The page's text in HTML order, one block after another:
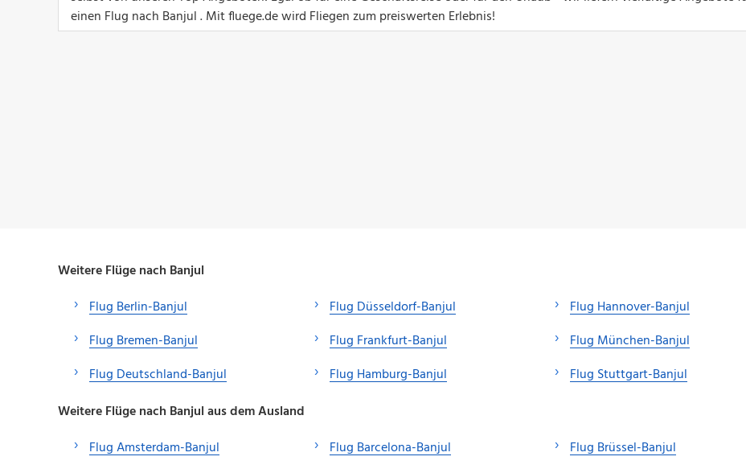
einen Flug nach Banjul . Mit fluege.de wird Fliegen zum preiswerten Erlebnis!
Weitere Flüge nach Banjul
Flug Berlin-Banjul
Flug Bremen-Banjul
Flug Deutschland-Banjul
Flug Düsseldorf-Banjul
Flug Frankfurt-Banjul
Flug Hamburg-Banjul
Flug Hannover-Banjul
Flug München-Banjul
Flug Stuttgart-Banjul
Weitere Flüge nach Banjul aus dem Ausland
Flug Amsterdam-Banjul
Flug Barcelona-Banjul Flug Brüssel-Banjul